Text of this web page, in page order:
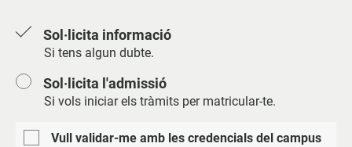
Sol·licita informació
Si tens algun dubte.
Sol·licita l'admissió
Si vols iniciar els tràmits per matricular-te.
Vull validar-me amb les credencials del campus